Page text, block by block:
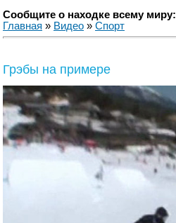
Сообщите о находке всему миру:
Главная » Видео » Спорт
Грэбы на примере